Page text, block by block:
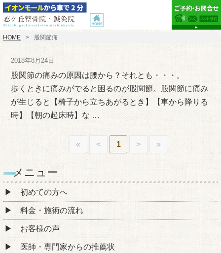
HOME 股関節痛
2018年8月24日
股関節の痛みの原因は腰から？それとも・・・。
歩くときに痛みがでると困るのが股関節。股関節に痛み
が生じると【椅子から立ちあがるとき】【車から降りる
時】【朝の起床時】な …
« < 1 > »
メニュー
初めての方へ
料金・施術の流れ
お客様の声
医師・専門家からの推薦状